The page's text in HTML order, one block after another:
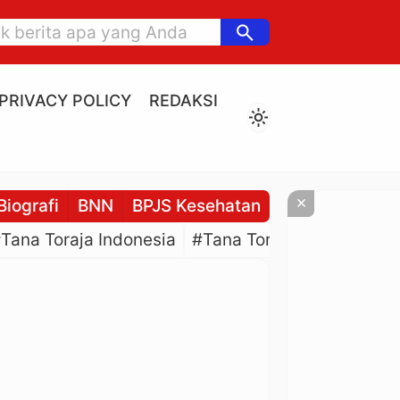
search
PRIVACY POLICY
REDAKSI
light_mode
BNN BPJS Kesehatan BPJS
Toraja Indonesia #Tana Toraja Culture
×